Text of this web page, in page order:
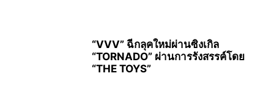
“VVV” ฉีกลุคใหม่ผ่านซิงเกิล
“TORNADO” ผ่านการรังสรรค์โดย
“THE TOYS”